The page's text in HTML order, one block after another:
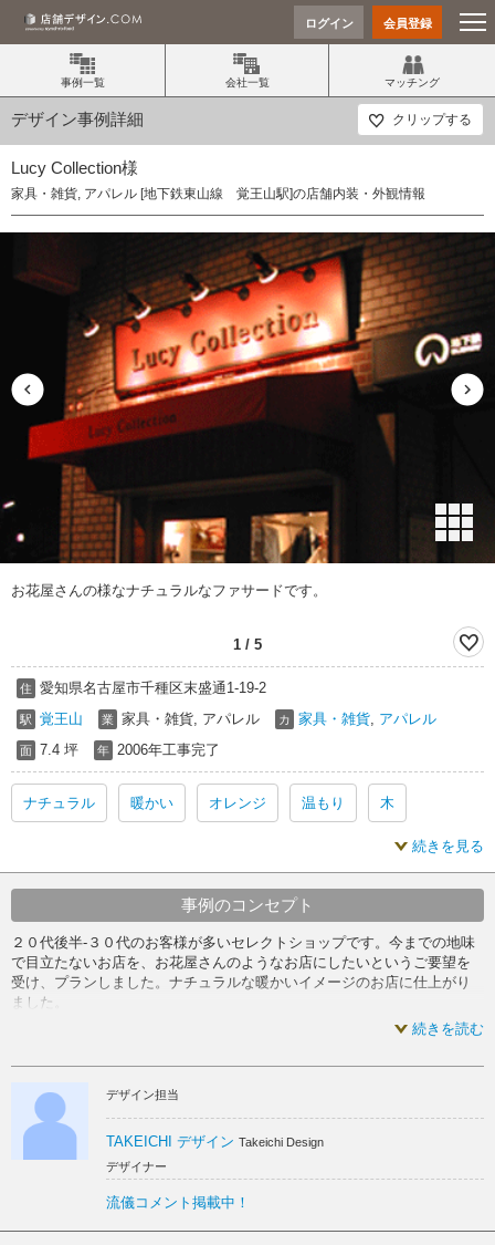
ログイン 会員登録
事例一覧 会社一覧 マッチング
デザイン事例詳細 クリップする
Lucy Collection様
家具・雑貨, アパレル [地下鉄東山線 覚王山駅]の店舗内装・外観情報
お花屋さんの様なナチュラルなファサードです。
1 / 5
住 愛知県名古屋市千種区末盛通1-19-2
駅 覚王山 業 家具・雑貨, アパレル カ 家具・雑貨 アパレル
面 7.4 坪 年 2006年工事完了
ナチュラル 暖かい オレンジ 温もり 木
続きを見る
事例のコンセプト
２０代後半-３０代のお客様が多いセレクトショップです。今までの地味
で目立たないお店を、お花屋さんのようなお店にしたいというご要望を
受け、プランしました。ナチュラルな暖かいイメージのお店に仕上がり
ました。
続きを読む
デザイン担当
TAKEICHI デザイン Takeichi Design
デザイナー
流儀コメント掲載中！